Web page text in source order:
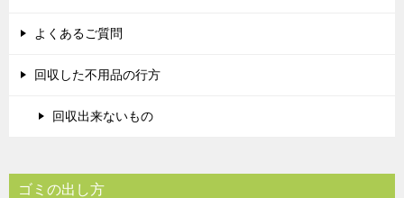
よくあるご質問
回収した不用品の行方
回収出来ないもの
ゴミの出し方